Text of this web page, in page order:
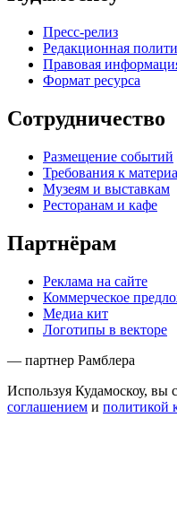
Пресс-релиз
Редакционная
Правовая
Формат ресурса
Сотрудничество
Размещение событий
Требования к
Музеям и выставкам
Ресторанам и кафе
Партнёрам
Реклама на сайте
Коммерческое
Медиа кит
Логотипы в векторе
— партнер Рамблера
Используя Кудамоскоу, вы
соглашением и политикой